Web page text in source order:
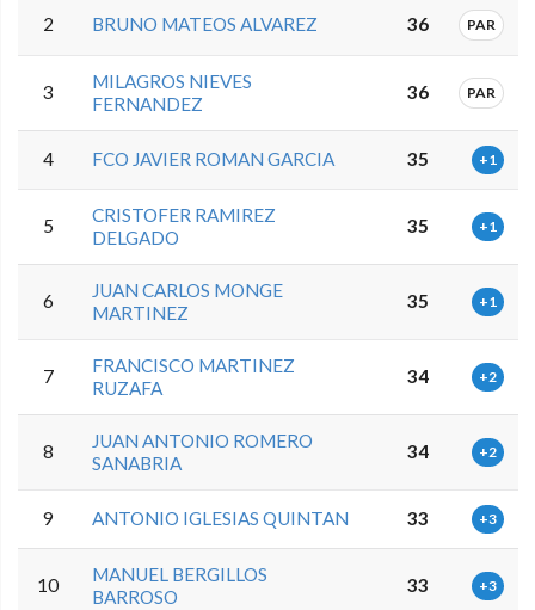
2 BRUNO MATEOS ALVAREZ 36 PAR
3
MILAGROS NIEVES
FERNANDEZ
36 PAR
4 FCO JAVIER ROMAN GARCIA 35 +1
5
CRISTOFER RAMIREZ
DELGADO
35 +1
6
JUAN CARLOS MONGE
MARTINEZ
35 +1
7
FRANCISCO MARTINEZ
RUZAFA
34 +2
8
JUAN ANTONIO ROMERO
SANABRIA
34 +2
9 ANTONIO IGLESIAS QUINTAN 33 +3
10
MANUEL BERGILLOS
BARROSO
33 +3